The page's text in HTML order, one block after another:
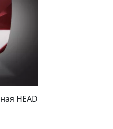
HEAD